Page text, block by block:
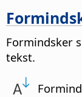
Formindsker
tekst.